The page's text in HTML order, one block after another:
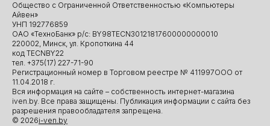
Общество с Ограниченной Ответственностью «Компьютеры
Айвен»
УНП 192776859
ОАО «ТехноБанк» р/с: BY98TECN30121817600000000010
220002, Минск, ул. Кропоткина 44
код TECNBY22
тел. +375(17) 227-71-90
Регистрационный номер в Торговом реестре № 411997ООО от
11.04.2018 г.
Вся информация на сайте – собственность интернет-магазина
iven.by. Все права защищены. Публикация информации с сайта без
разрешения правообладателя запрещена.
© 2026i-ven.by